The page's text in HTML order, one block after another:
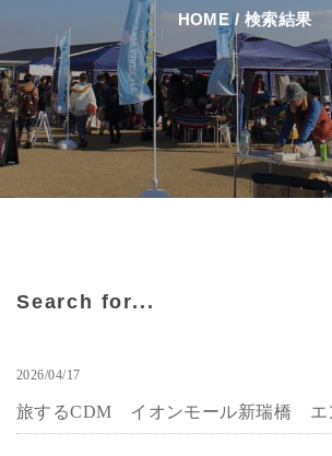
HOME/ 検索結果
Search for...
2026/04/17
旅するCDM イオンモール新瑞橋 エ